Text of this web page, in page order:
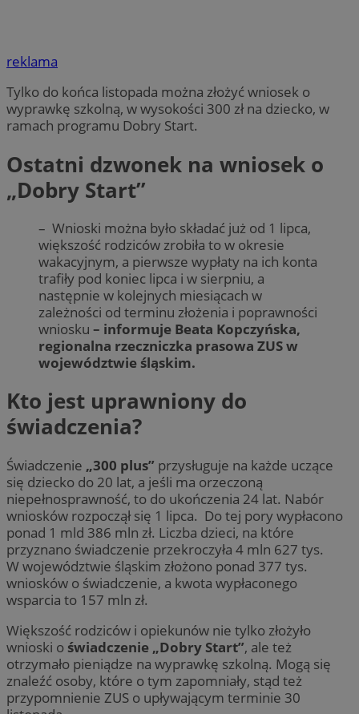
reklama
Tylko do końca listopada można złożyć wniosek o
wyprawkę szkolną, w wysokości 300 zł na dziecko, w
ramach programu Dobry Start.
Ostatni dzwonek na wniosek o
„Dobry Start”
– Wnioski można było składać już od 1 lipca,
większość rodziców zrobiła to w okresie
wakacyjnym, a pierwsze wypłaty na ich konta
trafiły pod koniec lipca i w sierpniu, a
następnie w kolejnych miesiącach w
zależności od terminu złożenia i poprawności
wniosku – informuje Beata Kopczyńska,
regionalna rzeczniczka prasowa ZUS w
województwie śląskim.
Kto jest uprawniony do
świadczenia?
Świadczenie „300 plus” przysługuje na każde uczące
się dziecko do 20 lat, a jeśli ma orzeczoną
niepełnosprawność, to do ukończenia 24 lat. Nabór
wniosków rozpoczął się 1 lipca. Do tej pory wypłacono
ponad 1 mld 386 mln zł. Liczba dzieci, na które
przyznano świadczenie przekroczyła 4 mln 627 tys.
W województwie śląskim złożono ponad 377 tys.
wniosków o świadczenie, a kwota wypłaconego
wsparcia to 157 mln zł.
Większość rodziców i opiekunów nie tylko złożyło
wnioski o świadczenie „Dobry Start”, ale też
otrzymało pieniądze na wyprawkę szkolną. Mogą się
znaleźć osoby, które o tym zapomniały, stąd też
przypomnienie ZUS o upływającym terminie 30